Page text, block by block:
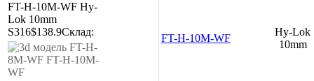
FT-H-10M-WF Hy-
Lok 10mm
S316$138.9Склад:
FT-H-10M-WF
Hy-Lok
10mm